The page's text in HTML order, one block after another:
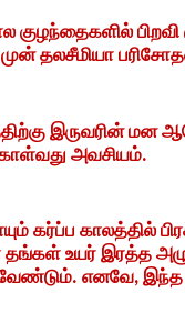
குழந்தைகளில்
முன் தலசீமியா
இருவரின்
அவசியம்.
கர்ப்ப காலத்தில்
உயர் இரத்த
வேண்டும். எனவே, இந்த